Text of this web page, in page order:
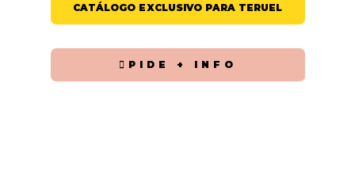
CATÁLOGO EXCLUSIVO PARA TERUEL
PIDE + INFO